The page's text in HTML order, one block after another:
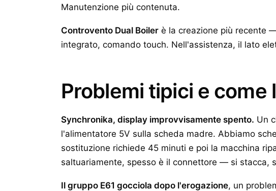
Manutenzione più contenuta.
Controvento Dual Boiler è la creazione più recente
integrato, comando touch. Nell'assistenza, il lato
Problemi tipici e come
Synchronika, display improvvisamente spento. Un
l'alimentatore 5V sulla scheda madre. Abbiamo
sostituzione richiede 45 minuti e poi la macchina
saltuariamente, spesso è il connettore — si stacca,
Il gruppo E61 gocciola dopo l'erogazione, un